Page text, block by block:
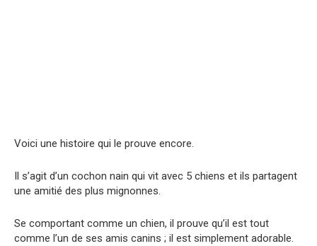
Voici une histoire qui le prouve encore.
Il s’agit d’un cochon nain qui vit avec 5 chiens et ils partagent
une amitié des plus mignonnes.
Se comportant comme un chien, il prouve qu’il est tout
comme l’un de ses amis canins ; il est simplement adorable.